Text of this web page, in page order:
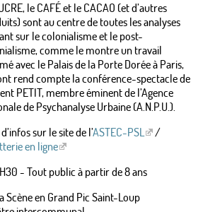
le CAFÉ et le CACAO (et d’autres
sont au centre de toutes les analyses
sur le colonialisme et le post-
comme le montre un travail
avec le Palais de la Porte Dorée à Paris,
rend compte la conférence-spectacle de
PETIT, membre éminent de l’Agence
de Psychanalyse Urbaine (A.N.P.U.).
sur le site de l’ASTEC-PSL
/
en ligne
- Tout public à partir de 8 ans
Scène en Grand Pic Saint-Loup